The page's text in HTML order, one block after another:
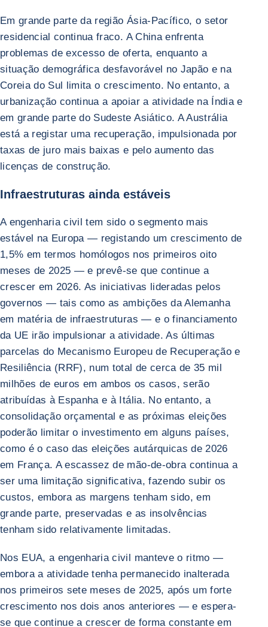
Em grande parte da região Ásia-Pacífico, o setor
residencial continua fraco. A China enfrenta
problemas de excesso de oferta, enquanto a
situação demográfica desfavorável no Japão e na
Coreia do Sul limita o crescimento. No entanto, a
urbanização continua a apoiar a atividade na Índia e
em grande parte do Sudeste Asiático. A Austrália
está a registar uma recuperação, impulsionada por
taxas de juro mais baixas e pelo aumento das
licenças de construção.
Infraestruturas ainda estáveis
A engenharia civil tem sido o segmento mais
estável na Europa — registando um crescimento de
1,5% em termos homólogos nos primeiros oito
meses de 2025 — e prevê-se que continue a
crescer em 2026. As iniciativas lideradas pelos
governos — tais como as ambições da Alemanha
em matéria de infraestruturas — e o financiamento
da UE irão impulsionar a atividade. As últimas
parcelas do Mecanismo Europeu de Recuperação e
Resiliência (RRF), num total de cerca de 35 mil
milhões de euros em ambos os casos, serão
atribuídas à Espanha e à Itália. No entanto, a
consolidação orçamental e as próximas eleições
poderão limitar o investimento em alguns países,
como é o caso das eleições autárquicas de 2026
em França. A escassez de mão-de-obra continua a
ser uma limitação significativa, fazendo subir os
custos, embora as margens tenham sido, em
grande parte, preservadas e as insolvências
tenham sido relativamente limitadas.
Nos EUA, a engenharia civil manteve o ritmo —
embora a atividade tenha permanecido inalterada
nos primeiros sete meses de 2025, após um forte
crescimento nos dois anos anteriores — e espera-
se que continue a crescer de forma constante em